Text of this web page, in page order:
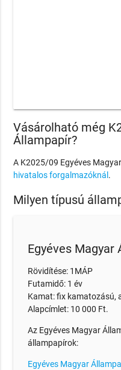
Vásárolható még
Állampapír?
A K2025/09 Egyéves
hivatalos forgalmazóknál .
Milyen típusú
Egyéves Magyar
Rövidítése: 1MÁP
Futamidő: 1 év
Kamat: fix kamatozású,
Alapcímlet: 10 000 Ft.
Az Egyéves Magyar
állampapírok:
Egyéves Magyar